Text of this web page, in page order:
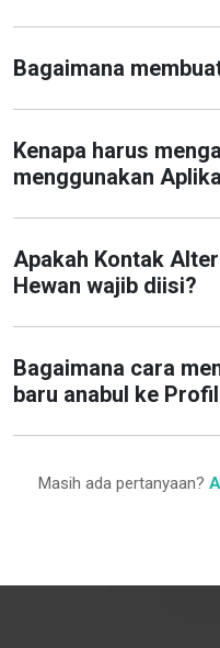
Bagaimana
Kenapa harus
menggunakan
Apakah Kontak
Hewan wajib diisi?
Bagaimana cara
baru anabul ke
Masih ada pertanyaan?